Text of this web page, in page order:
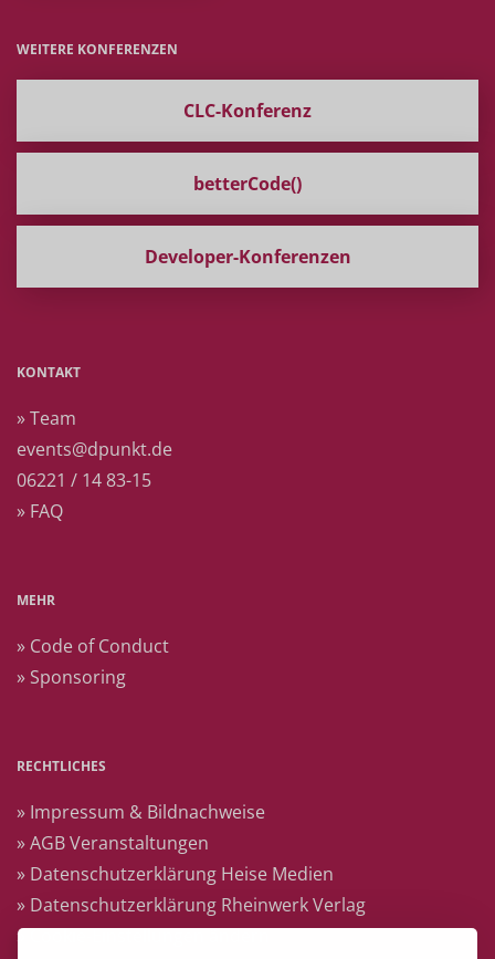
WEITERE KONFERENZEN
CLC-Konferenz
betterCode()
Developer-Konferenzen
KONTAKT
» Team
events@dpunkt.de
06221 / 14 83-15
» FAQ
MEHR
» Code of Conduct
» Sponsoring
RECHTLICHES
» Impressum & Bildnachweise
» AGB Veranstaltungen
» Datenschutzerklärung Heise Medien
» Datenschutzerklärung Rheinwerk Verlag
» Cookie-Einstellungen ändern